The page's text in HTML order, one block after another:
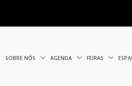
SOBRE NÓS AGENDA FEIRAS